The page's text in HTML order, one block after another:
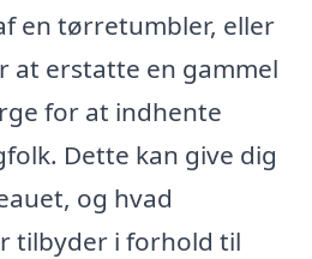
en tørretumbler, eller
at erstatte en gammel
for at indhente
Dette kan give dig
og hvad
tilbyder i forhold til